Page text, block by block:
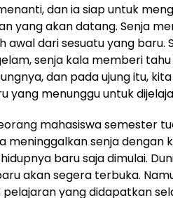
dan ia siap untuk
yang akan datang. Senja
awal dari sesuatu yang
senja kala memberi
dan pada ujung itu,
yang menunggu untuk
mahasiswa semester
meninggalkan senja dengan
baru saja dimulai.
akan segera terbuka.
pelajaran yang didapatkan